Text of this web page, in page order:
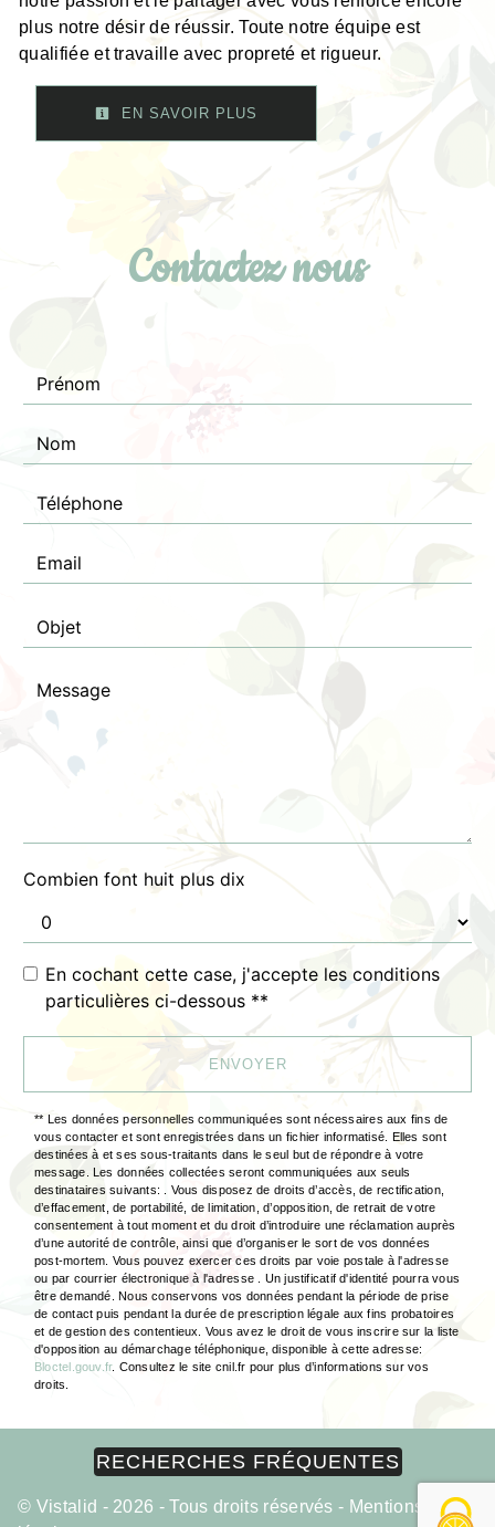
plus notre désir de réussir. Toute notre équipe est
qualifiée et travaille avec propreté et rigueur.
EN SAVOIR PLUS
Contactez nous
Combien font huit plus dix
En cochant cette case, j'accepte les conditions
particulières ci-dessous **
ENVOYER
** Les données personnelles communiquées sont nécessaires aux fins de
vous contacter et sont enregistrées dans un fichier informatisé. Elles sont
destinées à et ses sous-traitants dans le seul but de répondre à votre
message. Les données collectées seront communiquées aux seuls
destinataires suivants: . Vous disposez de droits d’accès, de rectification,
d’effacement, de portabilité, de limitation, d’opposition, de retrait de votre
consentement à tout moment et du droit d’introduire une réclamation auprès
d’une autorité de contrôle, ainsi que d’organiser le sort de vos données
post-mortem. Vous pouvez exercer ces droits par voie postale à l'adresse
ou par courrier électronique à l'adresse . Un justificatif d'identité pourra vous
être demandé. Nous conservons vos données pendant la période de prise
de contact puis pendant la durée de prescription légale aux fins probatoires
et de gestion des contentieux. Vous avez le droit de vous inscrire sur la liste
d'opposition au démarchage téléphonique, disponible à cette adresse:
Bloctel.gouv.fr. Consultez le site cnil.fr pour plus d’informations sur vos
droits.
RECHERCHES FRÉQUENTES
© Vistalid - 2026 - Tous droits réservés - Mentions